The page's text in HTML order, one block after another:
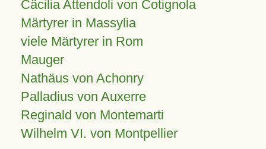
Cäcilia Attendoli von Cotignola
Märtyrer in Massylia
viele Märtyrer in Rom
Mauger
Nathäus von Achonry
Palladius von Auxerre
Reginald von Montemarti
Wilhelm VI. von Montpellier